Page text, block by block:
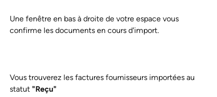
Une fenêtre en bas à droite de votre espace vous
confirme les documents en cours d'import.
Vous trouverez les factures fournisseurs importées au
statut "Reçu"